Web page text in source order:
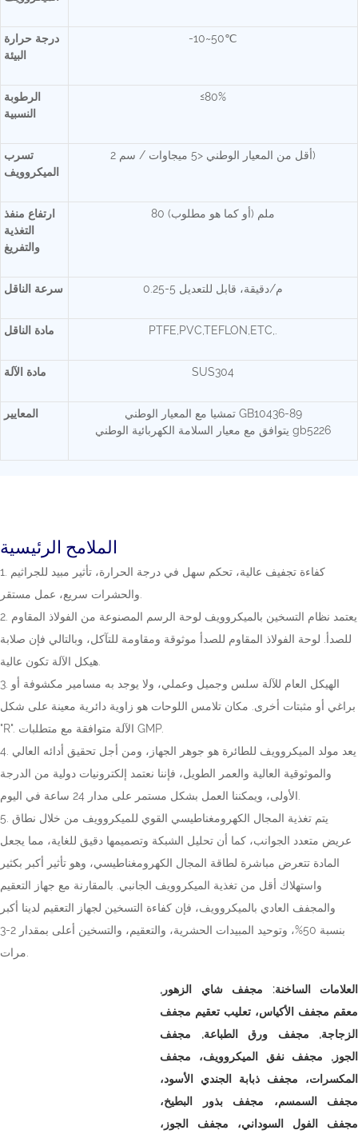
درجة حرارة
البيئة
-10~50℃
الرطوبة
النسبية
≤80%
تسرب
الميكروويف
أقل من المعيار الوطني <5 ميجاوات / سم 2)
ارتفاع منفذ
التغذية
والتفريغ
80 ملم (أو كما هو مطلوب)
سرعة الناقل 0.25-5 م/دقيقة، قابل للتعديل
مادة الناقل PTFE,PVC,TEFLON,ETC,.
مادة الآلة SUS304
المعايير
تمشيا مع المعيار الوطني GB10436-89
يتوافق مع معيار السلامة الكهربائية الوطني gb5226
الملامح الرئيسية
1. كفاءة تجفيف عالية، تحكم سهل في درجة الحرارة، تأثير مبيد للجراثيم
2. يعتمد نظام التسخين بالميكروويف لوحة الرسم المصنوعة من الفولاذ المقاوم
للصدأ. لوحة الفولاذ المقاوم للصدأ موثوقة ومقاومة للتآكل، وبالتالي فإن صلابة
3. الهيكل العام للآلة سلس وجميل وعملي، ولا يوجد به مسامير مكشوفة أو
براغي أو مثبتات أخرى. مكان تلامس اللوحات هو زاوية دائرية معينة على شكل
"R". الآلة متوافقة مع متطلبات GMP.
4. يعد مولد الميكروويف للطائرة هو جوهر الجهاز، ومن أجل تحقيق أدائه العالي
والموثوقية العالية والعمر الطويل، فإننا نعتمد إلكترونيات دولية من الدرجة
5. يتم تغذية المجال الكهرومغناطيسي القوي للميكروويف من خلال نطاق
عريض متعدد الجوانب، كما أن تحليل الشبكة وتصميمها دقيق للغاية، مما يجعل
المادة تتعرض مباشرة لطاقة المجال الكهرومغناطيسي، وهو تأثير أكبر بكثير
واستهلاك أقل من تغذية الميكروويف الجانبي. بالمقارنة مع جهاز التعقيم
والمجفف العادي بالميكروويف، فإن كفاءة التسخين لجهاز التعقيم لدينا أكبر
بنسبة 50%، وتوحيد المبيدات الحشرية، والتعقيم، والتسخين أعلى بمقدار 2-3
العلامات الساخنة: مجفف شاي الزهور,
معقم مجفف الأكياس، تعليب تعقيم مجفف
الزجاجة, مجفف ورق الطباعة, مجفف
الجوز, مجفف نفق الميكروويف، مجفف
المكسرات، مجفف ذبابة الجندي الأسود،
مجفف السمسم، مجفف بذور البطيخ،
مجفف الفول السوداني، مجفف الجوز،